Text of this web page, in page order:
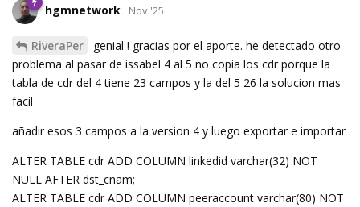
hgmnetwork Nov '25
RiveraPer
genial ! gracias por el aporte. he detectado otro
problema al pasar de issabel 4 al 5 no copia los cdr porque la
tabla de cdr del 4 tiene 23 campos y la del 5 26 la solucion mas
facil
añadir esos 3 campos a la version 4 y luego exportar e importar
ALTER TABLE cdr ADD COLUMN linkedid varchar(32) NOT
NULL AFTER dst_cnam;
ALTER TABLE cdr ADD COLUMN peeraccount varchar(80) NOT